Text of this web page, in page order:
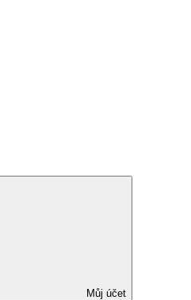
Můj účet